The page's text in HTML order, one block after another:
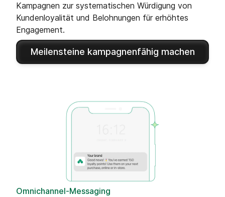
Kampagnen zur systematischen Würdigung von
Kundenloyalität und Belohnungen für erhöhtes
Engagement.
Meilensteine kampagnenfähig machen
Omnichannel-Messaging